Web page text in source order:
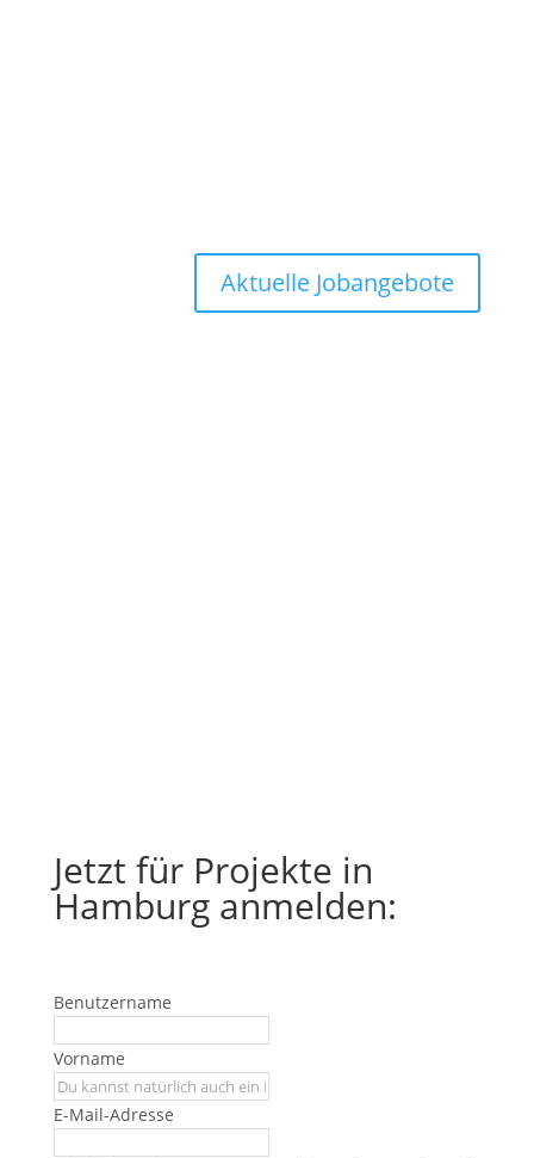
Aktuelle Jobangebote
Jetzt für Projekte in
Hamburg anmelden:
Benutzername
Vorname
E-Mail-Adresse